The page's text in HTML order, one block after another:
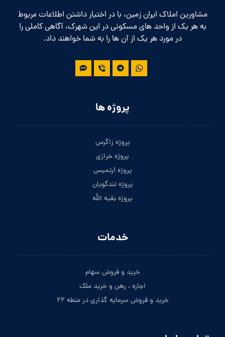
مشاورین املاک ایران زمین، با در اختیار داشتن اطلاعات مربوط
به هر یک از واحد های مسکونی در این شهرک، آگاهی کاملی را
در مورد هر یک از آن ها را به شما خواهند داد.
پروژه ها
پروژه زاگرس
پروژه خرازی
پروژه آرتمیس
پروژه تندگویان
پروژه بقیه الله
خدمات
خرید و فروش سهام
اجاره ، رهن و خرید ملک
خرید و فروش سرمایه گذاری در منطه ۲۲